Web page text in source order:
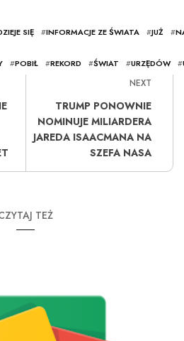
SIĘ #INFORMACJE ZE ŚWIATA #JUŻ #
#POBIŁ #REKORD #ŚWIAT #URZĘDÓW #
NEXT
TRUMP PONOWNIE
NOMINUJE MILIARDERA
JAREDA ISAACMANA NA
SZEFA NASA
TEŻ